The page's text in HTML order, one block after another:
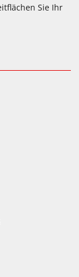
Sie Ihr